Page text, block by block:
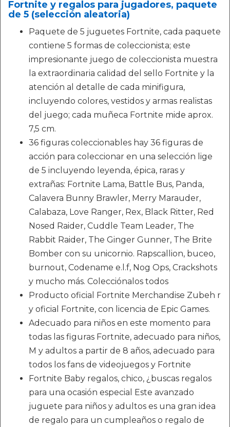
Fortnite y regalos para jugadores, paquete
de 5 (selección aleatoria)
Paquete de 5 juguetes Fortnite, cada paquete
contiene 5 formas de coleccionista; este
impresionante juego de coleccionista muestra
la extraordinaria calidad del sello Fortnite y la
atención al detalle de cada minifigura,
incluyendo colores, vestidos y armas realistas
del juego; cada muñeca Fortnite mide aprox.
7,5 cm.
36 figuras coleccionables hay 36 figuras de
acción para coleccionar en una selección lige
de 5 incluyendo leyenda, épica, raras y
extrañas: Fortnite Lama, Battle Bus, Panda,
Calavera Bunny Brawler, Merry Marauder,
Calabaza, Love Ranger, Rex, Black Ritter, Red
Nosed Raider, Cuddle Team Leader, The
Rabbit Raider, The Ginger Gunner, The Brite
Bomber con su unicornio. Rapscallion, buceo,
burnout, Codename e.l.f, Nog Ops, Crackshots
y mucho más. Colecciónalos todos
Producto oficial Fortnite Merchandise Zubeh r
y oficial Fortnite, con licencia de Epic Games.
Adecuado para niños en este momento para
todas las figuras Fortnite, adecuado para niños,
M y adultos a partir de 8 años, adecuado para
todos los fans de videojuegos y Fortnite
Fortnite Baby regalos, chico, ¿buscas regalos
para una ocasión especial Este avanzado
juguete para niños y adultos es una gran idea
de regalo para un cumpleaños o regalo de